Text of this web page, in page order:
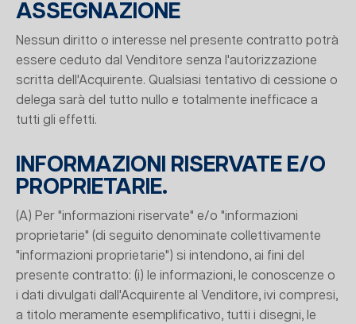
ASSEGNAZIONE
Nessun diritto o interesse nel presente contratto potrà
essere ceduto dal Venditore senza l'autorizzazione
scritta dell'Acquirente. Qualsiasi tentativo di cessione o
delega sarà del tutto nullo e totalmente inefficace a
tutti gli effetti.
INFORMAZIONI RISERVATE E/O
PROPRIETARIE.
(A) Per "informazioni riservate" e/o "informazioni
proprietarie" (di seguito denominate collettivamente
"informazioni proprietarie") si intendono, ai fini del
presente contratto: (i) le informazioni, le conoscenze o
i dati divulgati dall'Acquirente al Venditore, ivi compresi,
a titolo meramente esemplificativo, tutti i disegni, le